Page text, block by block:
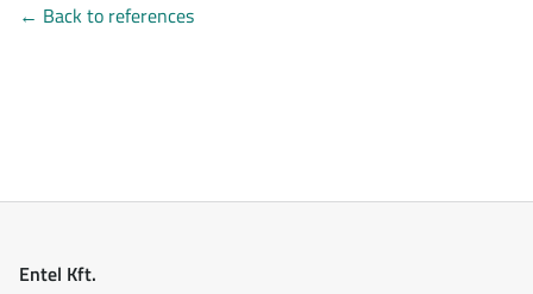
← Back to references
Entel Kft.